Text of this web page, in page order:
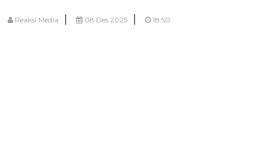
Reaksi Media | 08 Des 2025 | 18:50